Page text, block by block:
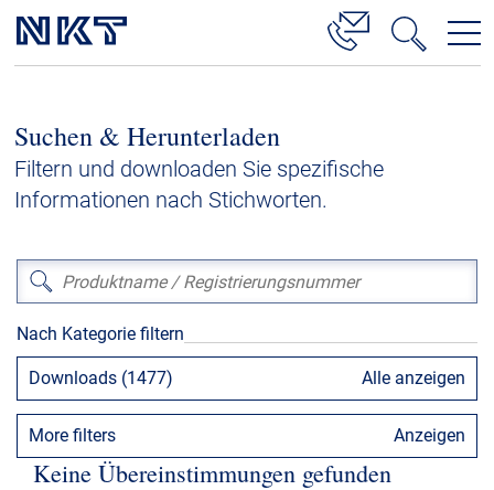
Hochspannung
Kabelservice
Niederspannung
Kabelgarnituren
Referenzen
Downloads
Presse & Events
Suchen & Herunterladen
Filtern und downloaden Sie spezifische
Informationen nach Stichworten.
Nach Kategorie filtern
Downloads (1477) Alle anzeigen
More filters Anzeigen
Keine Übereinstimmungen gefunden